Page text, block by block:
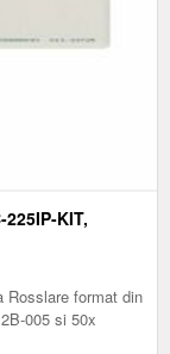
225IP-KIT,
format din
005 si 50x